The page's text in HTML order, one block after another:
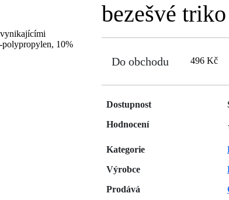
10%
bezešvé
Do obchodu 496 Kč
Dostupnost
Hodnocení
Kategorie
Výrobce
Prodává